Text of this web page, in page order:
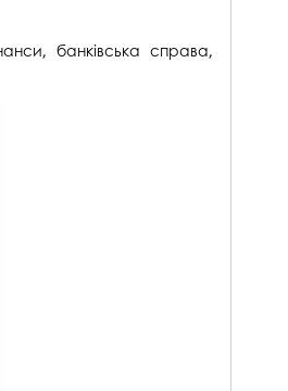
банківська справа,